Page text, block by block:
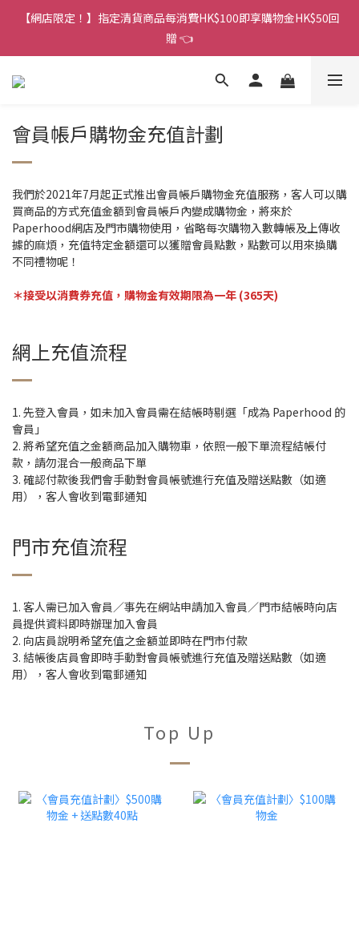
香港訂單金額滿HK$150包平郵｜滿HK$299包易寄取｜滿HK$499
包順豐／京東
【網店限定！】指定清貨商品每消費HK$100即享購物金HK$50回
贈 👈
香港訂單金額滿HK$150包平郵｜滿HK$299包易寄取｜滿HK$499
會員帳戶購物金充值計劃
我們於2021年7月起正式推出會員帳戶購物金充值服務，客人可以購
買商品的方式充值金額到會員帳戶內變成購物金，將來於
Paperhood網店及門市購物使用，省略每次購物入數轉帳及上傳收
據的麻煩，充值特定金額還可以獲贈會員點數，點數可以用來換購
不同禮物呢！
＊接受以消費券充值，購物金有效期限為一年 (365天)
網上充值流程
1. 先登入會員，如未加入會員需在結帳時剔選「成為 Paperhood 的
會員」
2. 將希望充值之金額商品加入購物車，依照一般下單流程結帳付
款，請勿混合一般商品下單
3. 確認付款後我們會手動對會員帳號進行充值及贈送點數（如適
用），客人會收到電郵通知
門市充值流程
1. 客人需已加入會員／事先在網站申請加入會員／門市結帳時向店
員提供資料即時辦理加入會員
2. 向店員說明希望充值之金額並即時在門市付款
3. 結帳後店員會即時手動對會員帳號進行充值及贈送點數（如適
用），客人會收到電郵通知
Top Up